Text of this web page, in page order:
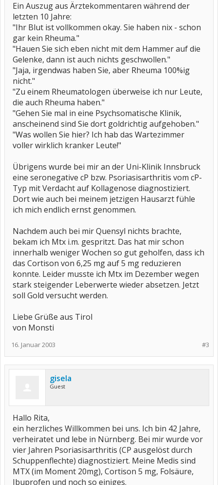
Ein Auszug aus Ärztekommentaren während der
letzten 10 Jahre:
"Ihr Blut ist vollkommen okay. Sie haben nix - schon
gar kein Rheuma."
"Hauen Sie sich eben nicht mit dem Hammer auf die
Gelenke, dann ist auch nichts geschwollen."
"Jaja, irgendwas haben Sie, aber Rheuma 100%ig
nicht."
"Zu einem Rheumatologen überweise ich nur Leute,
die auch Rheuma haben."
"Gehen Sie mal in eine Psychsomatische Klinik,
anscheinend sind Sie dort goldrichtig aufgehoben."
"Was wollen Sie hier? Ich hab das Wartezimmer
voller wirklich kranker Leute!"
Übrigens wurde bei mir an der Uni-Klinik Innsbruck
eine seronegative cP bzw. Psoriasisarthritis vom cP-
Typ mit Verdacht auf Kollagenose diagnostiziert.
Dort wie auch bei meinem jetzigen Hausarzt fühle
ich mich endlich ernst genommen.
Nachdem auch bei mir Quensyl nichts brachte,
bekam ich Mtx i.m. gespritzt. Das hat mir schon
innerhalb weniger Wochen so gut geholfen, dass ich
das Cortison von 6,25 mg auf 5 mg reduzieren
konnte. Leider musste ich Mtx im Dezember wegen
stark steigender Leberwerte wieder absetzen. Jetzt
soll Gold versucht werden.
Liebe Grüße aus Tirol
von Monsti
#3
16. Januar 2003
gisela
Guest
Hallo Rita,
ein herzliches Willkommen bei uns. Ich bin 42 Jahre,
verheiratet und lebe in Nürnberg. Bei mir wurde vor
vier Jahren Psoriasisarthritis (CP ausgelöst durch
Schuppenflechte) diagnostiziert. Meine Medis sind
MTX (im Moment 20mg), Cortison 5 mg, Folsäure,
Ibuprofen und noch so einiges.